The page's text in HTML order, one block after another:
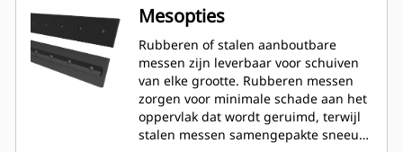
2,6 m (8'), 3,2 m (10') en 3,8 m (12'), die
perfect passen op alle modellen met
een schrankladerkoppeling.
Mesopties
Rubberen of stalen aanboutbare
messen zijn leverbaar voor schuiven
van elke grootte. Rubberen messen
zorgen voor minimale schade aan het
oppervlak dat wordt geruimd, terwijl
stalen messen samengepakte sneeuw